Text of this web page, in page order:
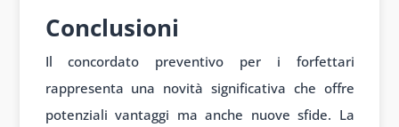
Conclusioni
Il concordato preventivo per i forfettari
rappresenta una novità significativa che offre
potenziali vantaggi ma anche nuove sfide. La